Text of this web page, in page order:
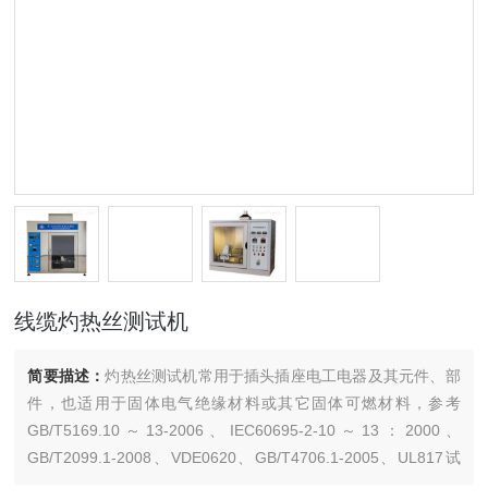
线缆灼热丝测试机
简要描述：灼热丝测试机常用于插头插座电工电器及其元件、部
件，也适用于固体电气绝缘材料或其它固体可燃材料，参考
GB/T5169.10～13-2006、IEC60695-2-10～13：2000、
GB/T2099.1-2008、VDE0620、GB/T4706.1-2005、UL817试